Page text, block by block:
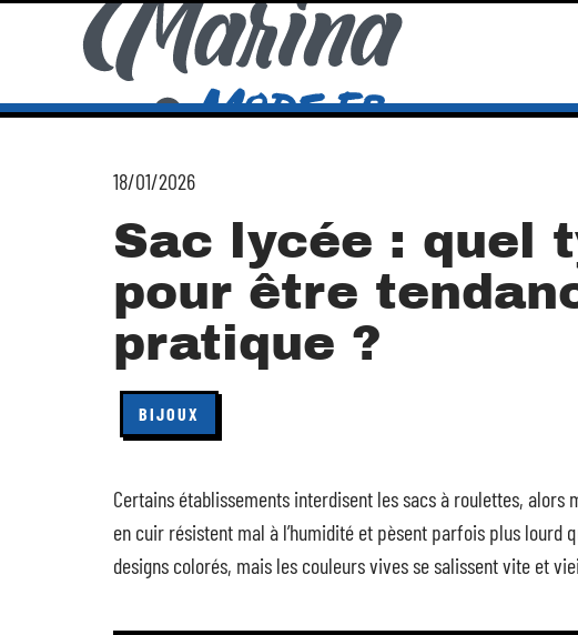
18/01/2026
Sac lycée : quel
pour être
pratique ?
BIJOUX
Certains établissements interdisent les sacs à roulettes,
en cuir résistent mal à l’humidité et pèsent parfois plus lourd
designs colorés, mais les couleurs vives se salissent vite et